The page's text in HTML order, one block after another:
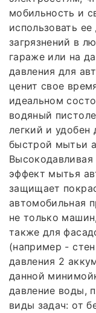
мобильность и
использовать
загрязнений в
гараже или на
давления для
ценит свое
идеальном
водяный
легкий и удобен
быстрой мытьи
эффект мытья
защищает
автомобильная
не только
также для
(например -
давления 2
данной
давление воды,
виды задач: от